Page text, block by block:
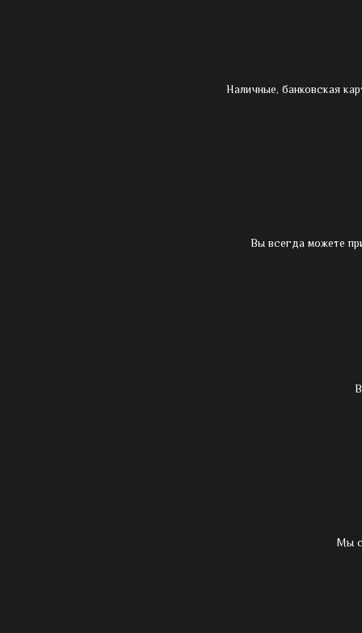
Наличные, банковская
Вы всегда можете
Мы